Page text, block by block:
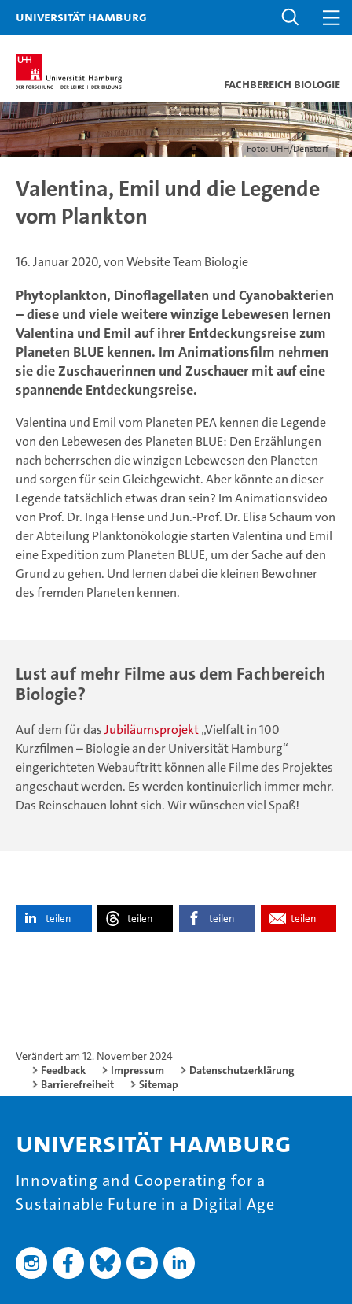
Universität Hamburg
Fachbereich Biologie
Foto: UHH/Denstorf
Valentina, Emil und die Legende
vom Plankton
16. Januar 2020, von Website Team Biologie
Phytoplankton, Dinoflagellaten und Cyanobakterien
– diese und viele weitere winzige Lebewesen lernen
Valentina und Emil auf ihrer Entdeckungsreise zum
Planeten BLUE kennen. Im Animationsfilm nehmen
sie die Zuschauerinnen und Zuschauer mit auf eine
spannende Entdeckungsreise.
Valentina und Emil vom Planeten PEA kennen die Legende
von den Lebewesen des Planeten BLUE: Den Erzählungen
nach beherrschen die winzigen Lebewesen den Planeten
und sorgen für sein Gleichgewicht. Aber könnte an dieser
Legende tatsächlich etwas dran sein? Im Animationsvideo
von Prof. Dr. Inga Hense und Jun.-Prof. Dr. Elisa Schaum von
der Abteilung Planktonökologie starten Valentina und Emil
eine Expedition zum Planeten BLUE, um der Sache auf den
Grund zu gehen. Und lernen dabei die kleinen Bewohner
des fremden Planeten kennen.
Lust auf mehr Filme aus dem Fachbereich
Biologie?
Auf dem für dasJubiläumsprojekt„Vielfalt in 100
Kurzfilmen – Biologie an der Universität Hamburg“
eingerichteten Webauftritt können alle Filme des Projektes
angeschaut werden. Es werden kontinuierlich immer mehr.
Das Reinschauen lohnt sich. Wir wünschen viel Spaß!
teilen teilen teilen teilen
Verändert am 12. November 2024
Feedback
Impressum
Datenschutzerklärung
Barrierefreiheit
Sitemap
Universität Hamburg
Innovating and Cooperating for a
Sustainable Future in a Digital Age